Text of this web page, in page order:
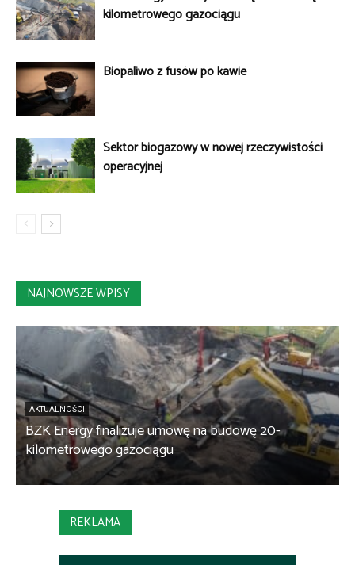
kilometrowego gazociągu
Biopaliwo z fusów po kawie
Sektor biogazowy w nowej rzeczywistości
operacyjnej
NAJNOWSZE WPISY
AKTUALNOŚCI
BZK Energy finalizuje umowę na budowę 20-
kilometrowego gazociągu
REKLAMA